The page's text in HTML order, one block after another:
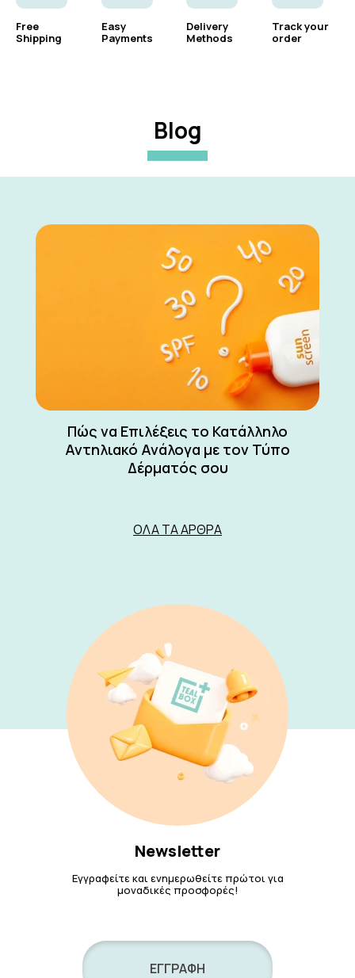
Free
Shipping
Easy
Payments
Delivery
Methods
Track your
order
Blog
Πώς να Επιλέξεις το Κατάλληλο
Αντηλιακό Ανάλογα με τον Τύπο
Δέρματός σου
ΌΛΑ ΤΑ ΆΡΘΡΑ
Newsletter
Εγγραφείτε και ενημερωθείτε πρώτοι για
μοναδικές προσφορές!
ΕΓΓΡΑΦΗ